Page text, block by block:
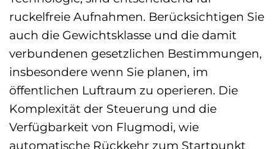
ruckelfreie Aufnahmen. Berücksichtigen Sie
auch die Gewichtsklasse und die damit
verbundenen gesetzlichen Bestimmungen,
insbesondere wenn Sie planen, im
öffentlichen Luftraum zu operieren. Die
Komplexität der Steuerung und die
Verfügbarkeit von Flugmodi, wie
automatische Rückkehr zum Startpunkt